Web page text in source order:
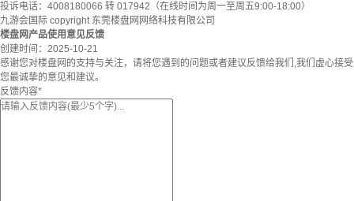
投诉电话：4008180066 转 017942（在线时间为周一至周五9:00-18:00）
九游会国际 copyright 东莞楼盘网网络科技有限公司
楼盘网产品使用意见反馈
创建时间： 2025-10-21
感谢您对楼盘网的支持与关注，请将您遇到的问题或者建议反馈给我们,我们虚心接受
您最诚挚的意见和建议。
反馈内容*